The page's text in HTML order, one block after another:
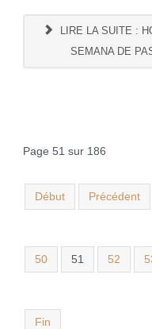
LIRE LA SUITE :
SEMANA DE
Page 51 sur 186
Début Précédent
50 51 52
Fin